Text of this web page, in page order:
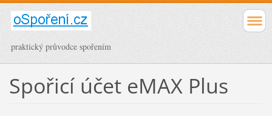
praktický průvodce spořením
Spořicí účet eMAX Plus